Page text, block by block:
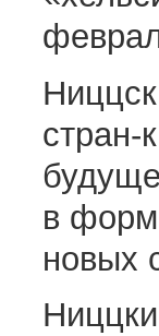
стран-
в
новых